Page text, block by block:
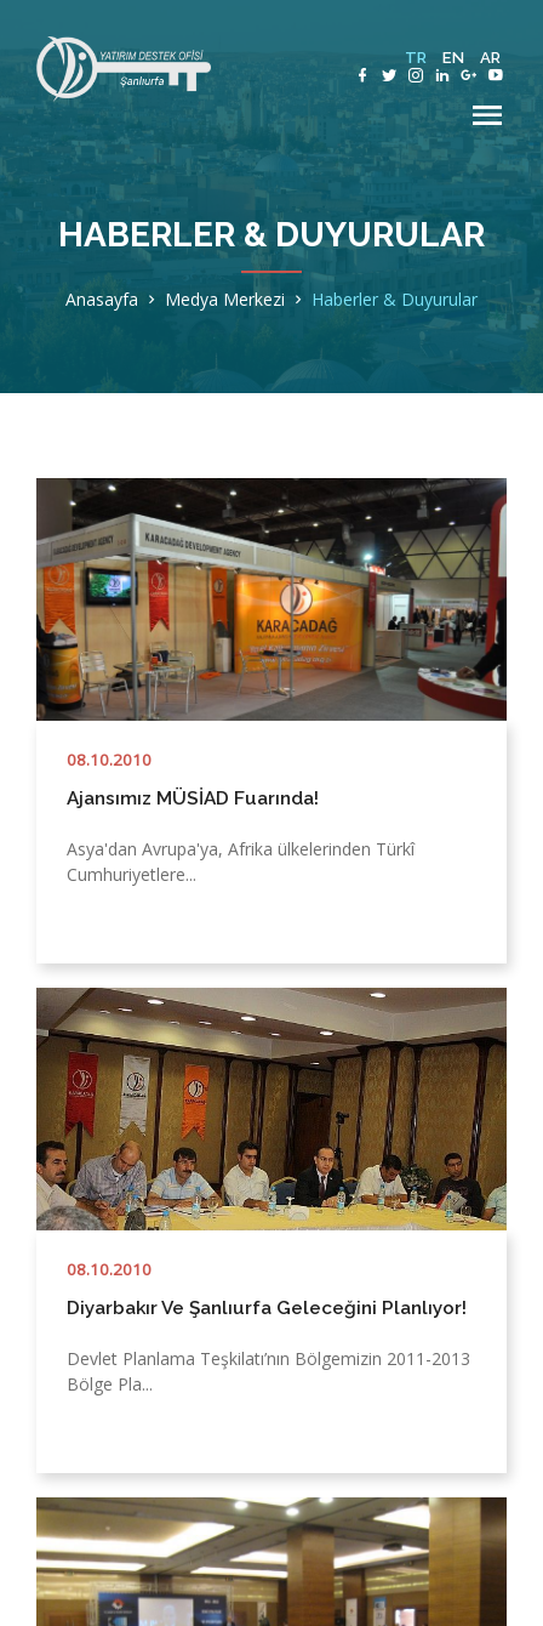
TR EN AR
Hakkımızda
Teşvik ve Destekler
Medya Merkezi
Yatırım Haritası
İletişim
HABERLER & DUYURULAR
Anasayfa Medya Merkezi Haberler & Duyurular
08.10.2010
Ajansımız MÜSİAD Fuarında!
Asya'dan Avrupa'ya, Afrika ülkelerinden Türkî
Cumhuriyetlere...
08.10.2010
Diyarbakır Ve Şanlıurfa Geleceğini Planlıyor!
Devlet Planlama Teşkilatı’nın Bölgemizin 2011-2013
Bölge Pla...